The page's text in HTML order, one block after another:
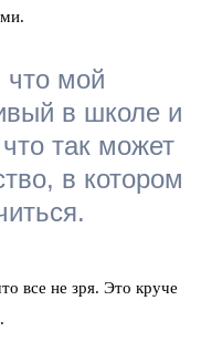
что мой
в школе и
так может
в котором
все не зря. Это круче